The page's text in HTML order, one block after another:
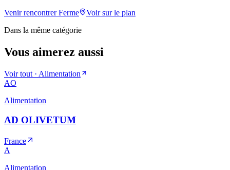
Venir rencontrerFerme
Voir sur le plan
Dans la même catégorie
Vous aimerez aussi
Voir tout · Alimentation
AO
Alimentation
AD OLIVETUM
France
A
Alimentation